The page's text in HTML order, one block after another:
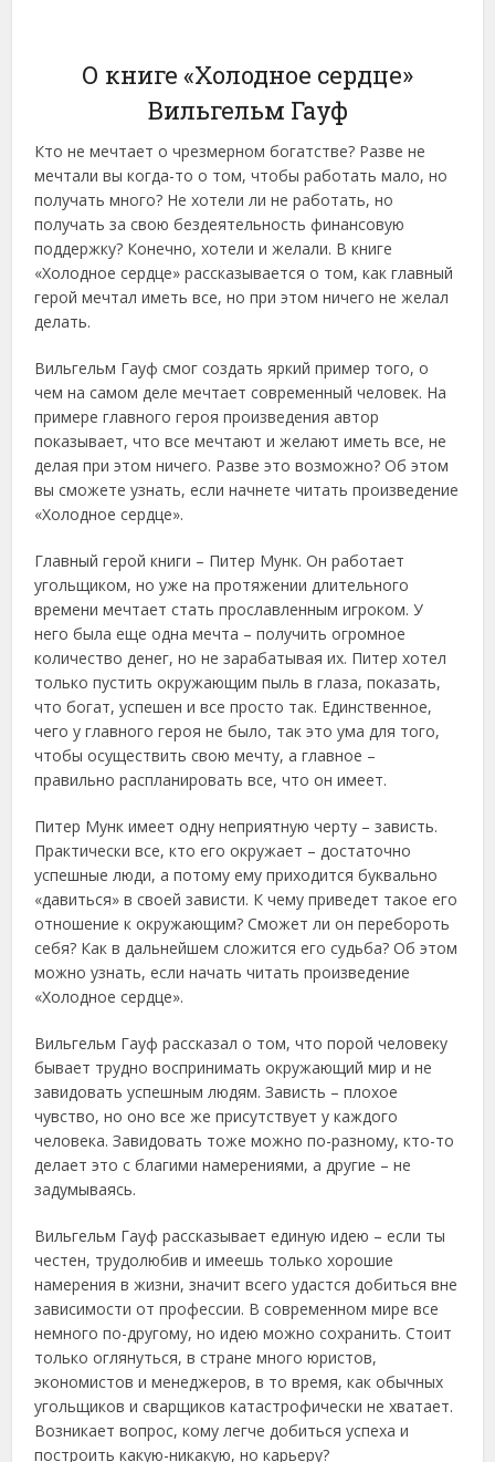
О книге «Холодное сердце»
Вильгельм Гауф
Кто не мечтает о чрезмерном богатстве? Разве не
мечтали вы когда-то о том, чтобы работать мало, но
получать много? Не хотели ли не работать, но
получать за свою бездеятельность финансовую
поддержку? Конечно, хотели и желали. В книге
«Холодное сердце» рассказывается о том, как главный
герой мечтал иметь все, но при этом ничего не желал
делать.
Вильгельм Гауф смог создать яркий пример того, о
чем на самом деле мечтает современный человек. На
примере главного героя произведения автор
показывает, что все мечтают и желают иметь все, не
делая при этом ничего. Разве это возможно? Об этом
вы сможете узнать, если начнете читать произведение
«Холодное сердце».
Главный герой книги – Питер Мунк. Он работает
угольщиком, но уже на протяжении длительного
времени мечтает стать прославленным игроком. У
него была еще одна мечта – получить огромное
количество денег, но не зарабатывая их. Питер хотел
только пустить окружающим пыль в глаза, показать,
что богат, успешен и все просто так. Единственное,
чего у главного героя не было, так это ума для того,
чтобы осуществить свою мечту, а главное –
правильно распланировать все, что он имеет.
Питер Мунк имеет одну неприятную черту – зависть.
Практически все, кто его окружает – достаточно
успешные люди, а потому ему приходится буквально
«давиться» в своей зависти. К чему приведет такое его
отношение к окружающим? Сможет ли он перебороть
себя? Как в дальнейшем сложится его судьба? Об этом
можно узнать, если начать читать произведение
«Холодное сердце».
Вильгельм Гауф рассказал о том, что порой человеку
бывает трудно воспринимать окружающий мир и не
завидовать успешным людям. Зависть – плохое
чувство, но оно все же присутствует у каждого
человека. Завидовать тоже можно по-разному, кто-то
делает это с благими намерениями, а другие – не
задумываясь.
Вильгельм Гауф рассказывает единую идею – если ты
честен, трудолюбив и имеешь только хорошие
намерения в жизни, значит всего удастся добиться вне
зависимости от профессии. В современном мире все
немного по-другому, но идею можно сохранить. Стоит
только оглянуться, в стране много юристов,
экономистов и менеджеров, в то время, как обычных
угольщиков и сварщиков катастрофически не хватает.
Возникает вопрос, кому легче добиться успеха и
построить какую-никакую, но карьеру?